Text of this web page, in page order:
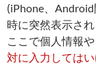
(iPhone、
時に突然表示され
ここで個人情報
対に入力しては